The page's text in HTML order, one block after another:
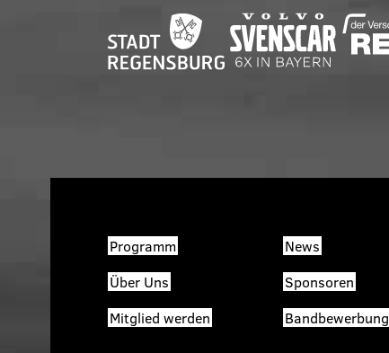
Programm News
Über Uns
Sponsoren
Mitglied werden
Bandbewerbung